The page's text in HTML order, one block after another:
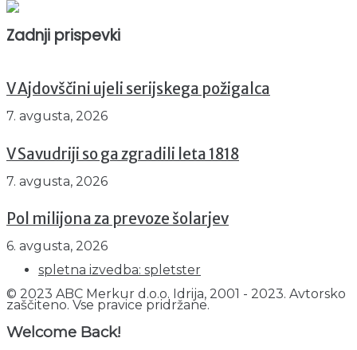
Zadnji prispevki
V Ajdovščini ujeli serijskega požigalca
7. avgusta, 2026
V Savudriji so ga zgradili leta 1818
7. avgusta, 2026
Pol milijona za prevoze šolarjev
6. avgusta, 2026
spletna izvedba: spletster
© 2023 ABC Merkur d.o.o. Idrija, 2001 - 2023. Avtorsko
zaščiteno. Vse pravice pridržane.
Welcome Back!